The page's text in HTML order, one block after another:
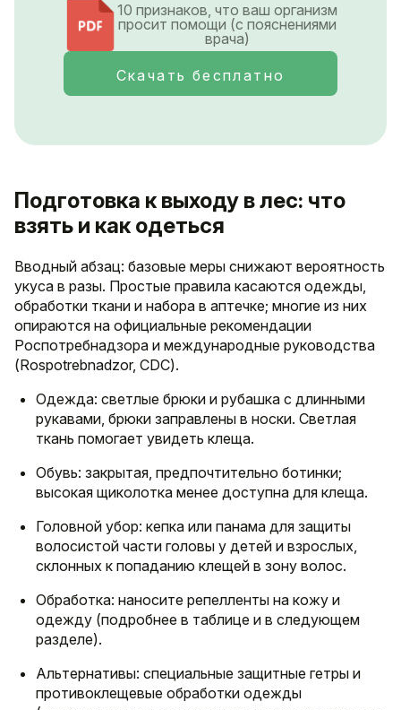
10 признаков, что ваш организм
просит помощи (с пояснениями
врача)
Скачать бесплатно
Подготовка к выходу в лес: что
взять и как одеться
Вводный абзац: базовые меры снижают вероятность
укуса в разы. Простые правила касаются одежды,
обработки ткани и набора в аптечке; многие из них
опираются на официальные рекомендации
Роспотребнадзора и международные руководства
(Rospotrebnadzor, CDC).
Одежда: светлые брюки и рубашка с длинными
рукавами, брюки заправлены в носки. Светлая
ткань помогает увидеть клеща.
Обувь: закрытая, предпочтительно ботинки;
высокая щиколотка менее доступна для клеща.
Головной убор: кепка или панама для защиты
волосистой части головы у детей и взрослых,
склонных к попаданию клещей в зону волос.
Обработка: наносите репелленты на кожу и
одежду (подробнее в таблице и в следующем
разделе).
Альтернативы: специальные защитные гетры и
противоклещевые обработки одежды